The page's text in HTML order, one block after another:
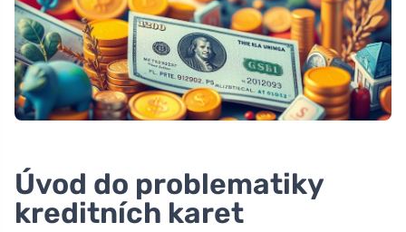
Úvod do problematiky
kreditních karet